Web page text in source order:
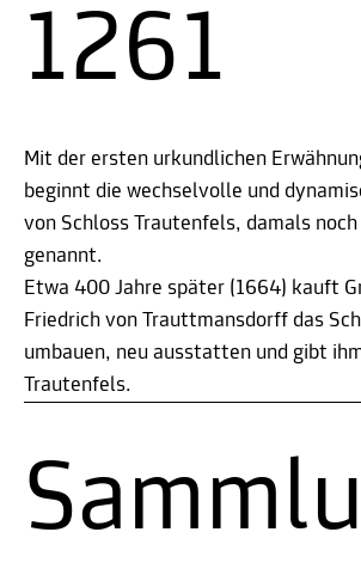
1261
Mit der ersten urkundlichen
beginnt die wechselvolle und
von Schloss Trautenfels, damals noch
genannt.
Etwa 400 Jahre später (1664) kauft
Friedrich von Trauttmansdorff das
umbauen, neu ausstatten und gibt
Trautenfels.